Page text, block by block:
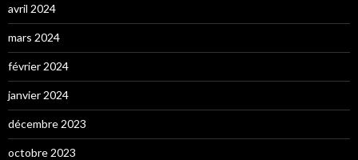
avril 2024
mars 2024
février 2024
janvier 2024
décembre 2023
octobre 2023